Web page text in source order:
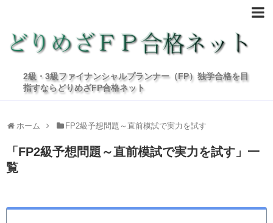
2級・3級ファイナンシャルプランナー（FP）独学合格を目
指すならどりめざFP合格ネット
ホーム FP2級予想問題～直前模試で実力を試す
「FP2級予想問題～直前模試で実力を試す 」 一
覧